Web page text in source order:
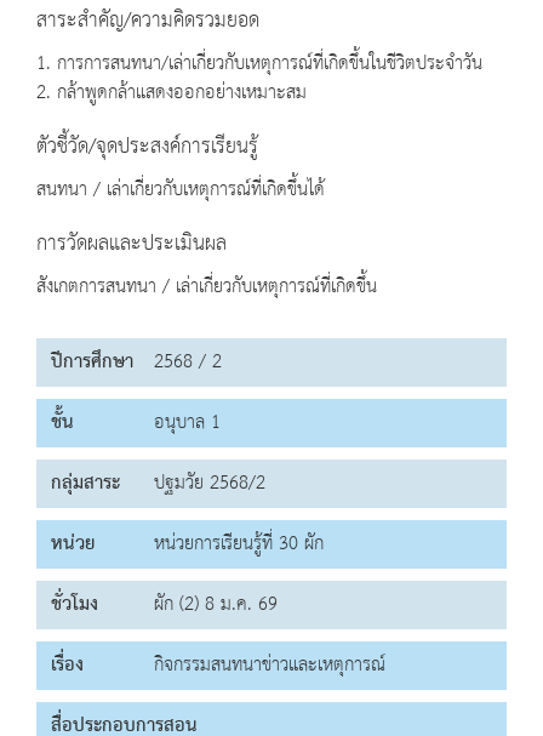
สาระสำคัญ/ความคิดรวมยอด
1. การการสนทนา/เล่าเกี่ยวกับเหตุการณ์ที่เกิดขึ้นในชีวิตประจำวัน
2. กล้าพูดกล้าแสดงออกอย่างเหมาะสม
ตัวชี้วัด/จุดประสงค์การเรียนรู้
สนทนา / เล่าเกี่ยวกับเหตุการณ์ที่เกิดขึ้นได้
การวัดผลและประเมินผล
สังเกตการสนทนา / เล่าเกี่ยวกับเหตุการณ์ที่เกิดขึ้น
ปีการศึกษา 2568 / 2
ชั้น
อนุบาล 1
กลุ่มสาระ
ปฐมวัย 2568/2
หน่วย
หน่วยการเรียนรู้ที่ 30 ผัก
ชั่วโมง
ผัก (2) 8 ม.ค. 69
เรื่อง
กิจกรรมสนทนาข่าวและเหตุการณ์
สื่อประกอบการสอน